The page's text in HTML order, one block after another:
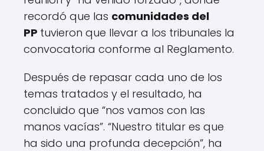
recordó que las comunidades del
PP tuvieron que llevar a los tribunales la
convocatoria conforme al Reglamento.
Después de repasar cada uno de los
temas tratados y el resultado, ha
concluido que “nos vamos con las
manos vacías”. “Nuestro titular es que
ha sido una profunda decepción”, ha